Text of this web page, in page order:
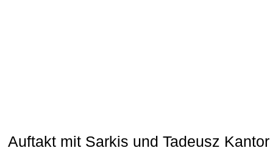
Auftakt mit Sarkis und Tadeusz Kantor